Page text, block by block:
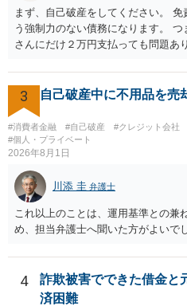
処分申請、不退去罪が成立すれば警
す。ご参考にしてください。
まず、自己破産をしてください。
う強制力のない債務になります。
さんにだけ２万円支払っても問題あ
3 自己破産中に不用品を売
#消費者金融 #自己破産 #クレジット会社
#個人・プライベート
2026年8月1日
川添 圭 弁護士
これ以上のことは、運用基準との兼
め、担当弁護士へ聞いた方がよいで
4
詐欺被害でできた借金と
済困難